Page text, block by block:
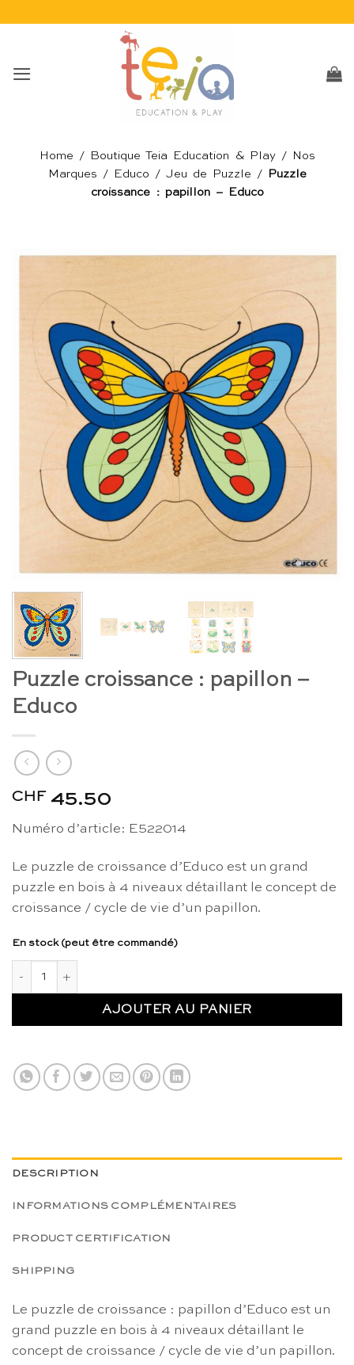
Home / Boutique Teia Education & Play/
Nos
Marques / Educo / Jeu de Puzzle /
Puzzle
croissance : papillon – Educo
Puzzle croissance : papillon –
Educo
CHF 45.50
Numéro d’article: E522014
Le puzzle de croissance d’Educo est un grand
puzzle en bois à 4 niveaux détaillant le concept de
croissance / cycle de vie d’un papillon.
En stock (peut être commandé)
AJOUTER AU PANIER
DESCRIPTION
INFORMATIONS COMPLÉMENTAIRES
PRODUCT CERTIFICATION
SHIPPING
Le puzzle de croissance : papillon d’Educo est un
grand puzzle en bois à 4 niveaux détaillant le
concept de croissance / cycle de vie d’un papillon.